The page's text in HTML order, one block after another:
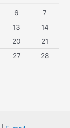
6
7
13
14
20
21
27
28